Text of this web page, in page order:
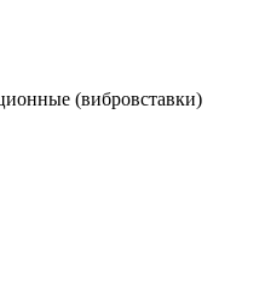
(вибровставки)